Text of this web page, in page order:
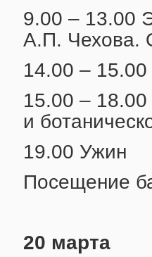
9.00 – 13.00
А.П. Чехова.
14.00 –
15.00 –
и
19.00 Ужин
Посещение
20 марта